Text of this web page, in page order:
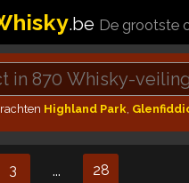
.be De grootste
Highland Park,
3 ... 28